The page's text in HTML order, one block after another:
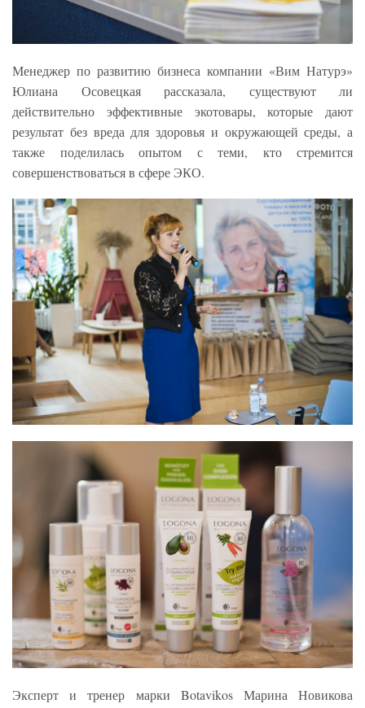
Менеджер по развитию бизнеса компании «Вим Натурэ»
Юлиана Осовецкая рассказала, существуют ли
действительно эффективные экотовары, которые дают
результат без вреда для здоровья и окружающей среды, а
также поделилась опытом с теми, кто стремится
совершенствоваться в сфере ЭКО.
Эксперт и тренер марки Botavikos Марина Новикова